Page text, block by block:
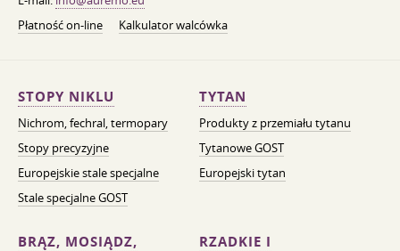
Płatność on-line
Kalkulator walcówka
STOPY NIKLU
Nichrom, fechral, termopary
Stopy precyzyjne
Europejskie stale specjalne
Stale specjalne GOST
TYTAN
Produkty z przemiału tytanu
Tytanowe GOST
Europejski tytan
BRĄZ, MOSIĄDZ,
RZADKIE I